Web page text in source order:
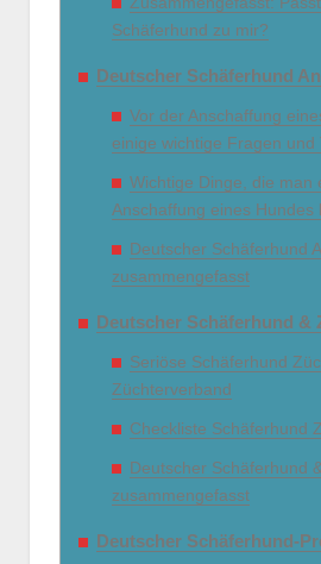
Schäferhund zu mir?
Deutscher Schäferhund
Vor der Anschaffung
einige wichtige Fragen
Wichtige Dinge, die man
Anschaffung eines Hundes
Deutscher Schäferhund
zusammengefasst
Deutscher Schäferhund &
Seriöse Schäferhund
Züchterverband
Checkliste Schäferhund
Deutscher Schäferhund
zusammengefasst
Deutscher Schäferhund-